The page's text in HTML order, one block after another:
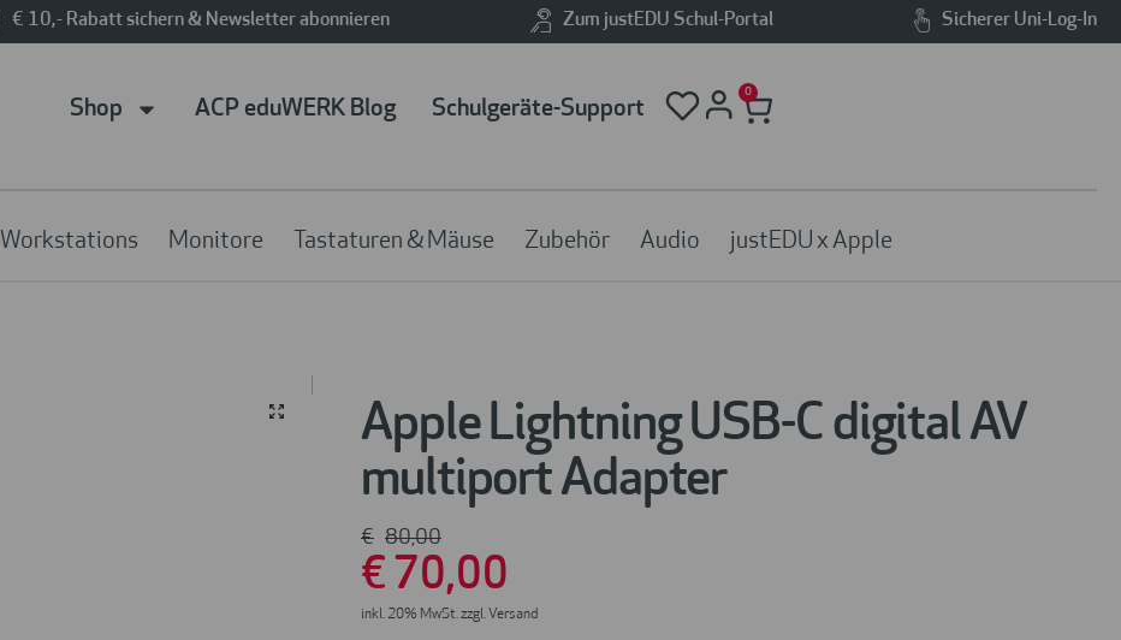
€ 10,- Rabatt sichern & Newsletter abonnieren Zum justEDU Schul-Portal Sicherer Uni-Log-In
Shop ACP eduWERK Blog Schulgeräte-Support
0
Workstations Monitore Tastaturen & Mäuse Zubehör Audio justEDU x Apple
Apple Lightning USB-C digital AV
multiport Adapter
€ 80,00
€ 70,00
inkl. 20% MwSt. zzgl. Versand